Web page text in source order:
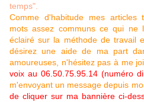
temps".
Comme d'habitude mes articles
mots assez communs ce qui ne
éclairé sur la méthode de travail
désirez une aide de ma part
amoureuses, n'hésitez pas à me
voix au 06.50.75.95.14 (numéro
m'envoyant un message depuis
de cliquer sur ma bannière ci-